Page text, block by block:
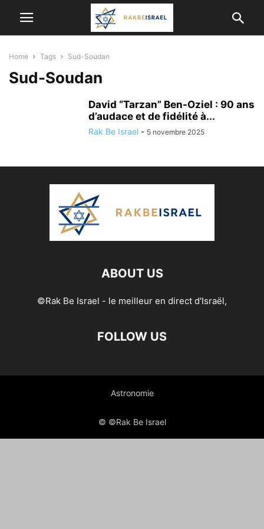
Home Tags Sud-Soudan
Sud-Soudan
David “Tarzan” Ben-Oziel : 90 ans
d’audace et de fidélité à...
Rak Be Israel - 5 novembre 2025
ABOUT US
©Rak Be Israel - le meilleur en direct d'Israël,
FOLLOW US
Astronomie
© ©Rak Be Israel